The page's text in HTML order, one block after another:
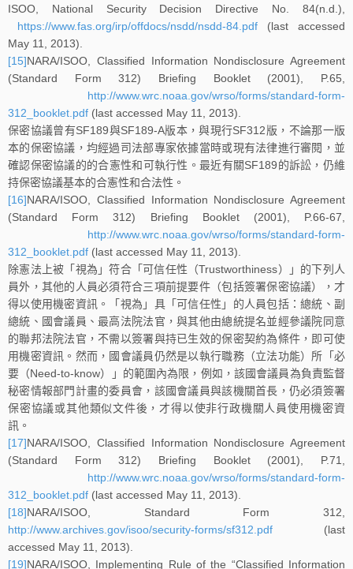
ISOO, National Security Decision Directive No. 84(n.d.),
https://www.fas.org/irp/offdocs/nsdd/nsdd-84.pdf (last accessed
May 11, 2013).
[15]NARA/ISOO, Classified Information Nondisclosure Agreement
(Standard Form 312) Briefing Booklet (2001), P.65,
http://www.wrc.noaa.gov/wrso/forms/standard-form-
312_booklet.pdf (last accessed May 11, 2013).
保密協議曾有SF189與SF189-A版本，與現行SF312版，不論那一版
本的保密協議，均經過司法部專家依據當時或現有法律進行審閱，並
確認保密協議的的合憲性和可執行性。最近有關SF189的訴訟，仍維
持保密協議基本的合憲性和合法性。
[16]NARA/ISOO, Classified Information Nondisclosure Agreement
(Standard Form 312) Briefing Booklet (2001), P.66-67,
http://www.wrc.noaa.gov/wrso/forms/standard-form-
312_booklet.pdf (last accessed May 11, 2013).
除憲法上被「視為」符合「可信任性（Trustworthiness）」的下列人
員外，其他的人員必須符合三項前提要件（包括簽署保密協議），才
得以使用機密資訊。「視為」具「可信任性」的人員包括：總統、副
總統、國會議員、最高法院法官，與其他由總統提名並經參議院同意
的聯邦法院法官，不需以簽署與持已生效的保密契約為條件，即可使
用機密資訊。然而，國會議員仍然是以執行職務（立法功能）所「必
要（Need-to-know）」的範圍內為限，例如，該國會議員為負責監督
秘密情報部門計畫的委員會，該國會議員與該機關首長，仍必須簽署
保密協議或其他類似文件後，才得以使非行政機關人員使用機密資
訊。
[17]NARA/ISOO, Classified Information Nondisclosure Agreement
(Standard Form 312) Briefing Booklet (2001), P.71,
http://www.wrc.noaa.gov/wrso/forms/standard-form-
312_booklet.pdf (last accessed May 11, 2013).
[18]NARA/ISOO, Standard Form 312,
http://www.archives.gov/isoo/security-forms/sf312.pdf (last
accessed May 11, 2013).
[19]NARA/ISOO, Implementing Rule of the “Classified Information